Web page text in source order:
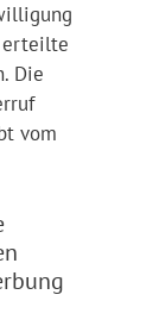
erteilte
Die
vom